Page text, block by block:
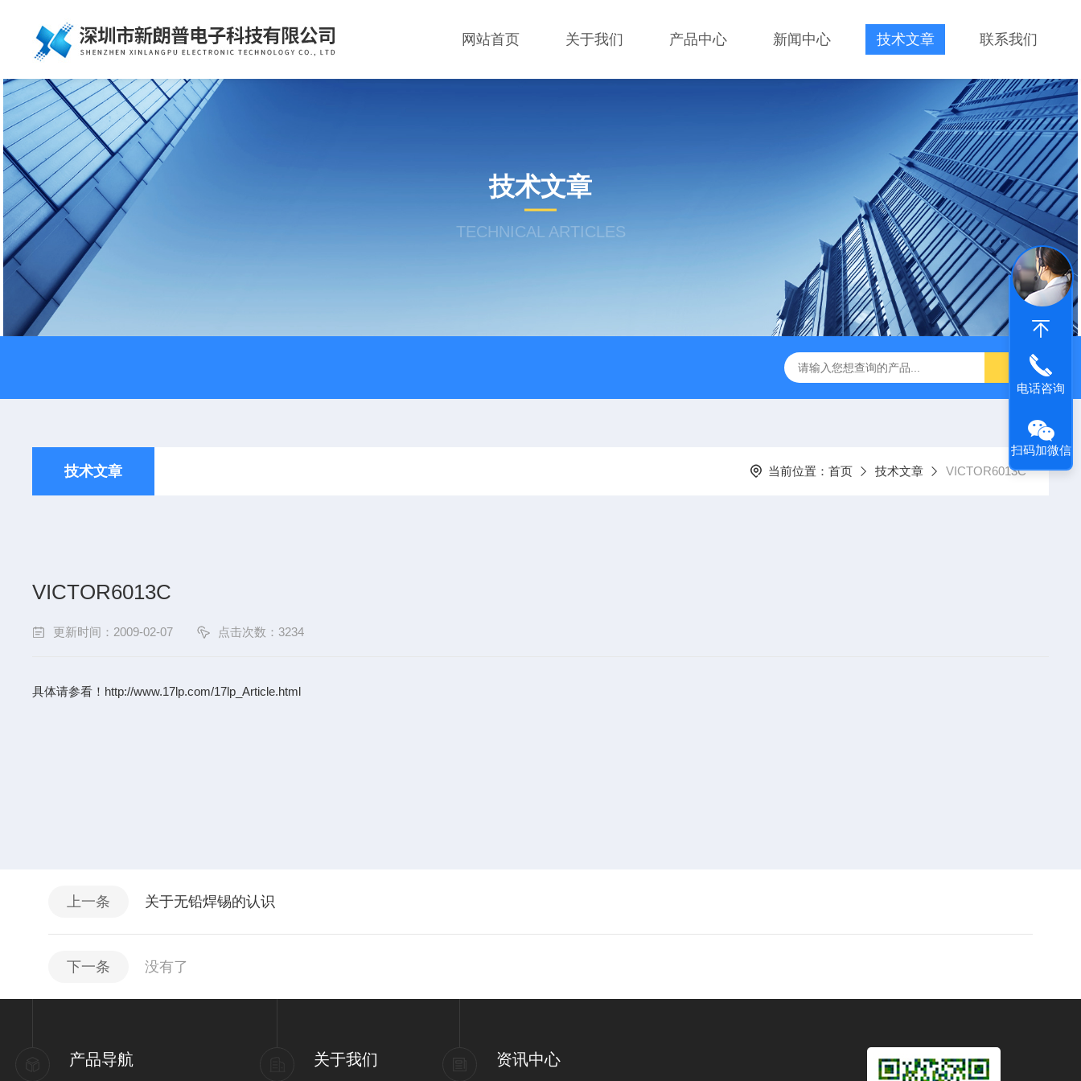
网站首页 关于我们 产品中心 新闻中心 技术文章 联系我们
技术文章
TECHNICAL ARTICLES
技术文章 当前位置： 首页 技术文章 VICTOR6013C
VICTOR6013C
更新时间：2009-02-07 点击次数：3234
具体请参看！ http://www.17lp.com/17lp_Article.html
上一条 关于无铅焊锡的认识
下一条 没有了
产品导航 关于我们 资讯中心
电话咨询
扫码加微信